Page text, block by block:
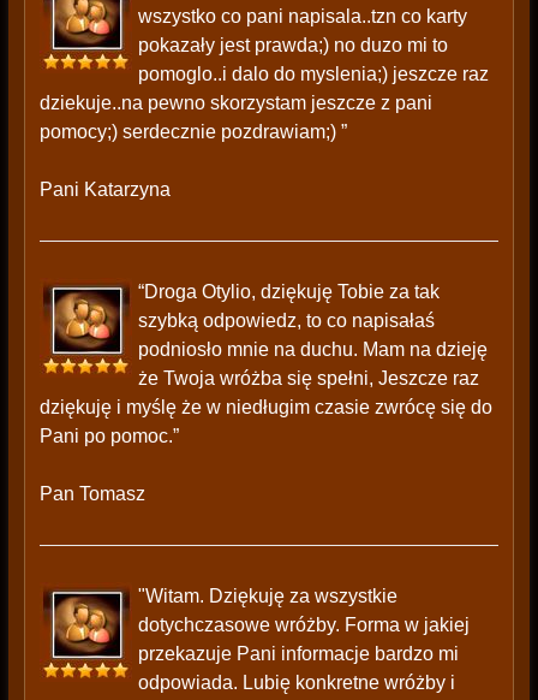
wszystko co pani napisala..tzn co karty
pokazały jest prawda;) no duzo mi to
pomoglo..i dalo do myslenia;) jeszcze raz
dziekuje..na pewno skorzystam jeszcze z pani
pomocy;) serdecznie pozdrawiam;) ”
Pani Katarzyna
“Droga Otylio, dziękuję Tobie za tak
szybką odpowiedz, to co napisałaś
podniosło mnie na duchu. Mam na dzieję
że Twoja wróżba się spełni, Jeszcze raz
dziękuję i myślę że w niedługim czasie zwrócę się do
Pani po pomoc.”
Pan Tomasz
"Witam. Dziękuję za wszystkie
dotychczasowe wróżby. Forma w jakiej
przekazuje Pani informacje bardzo mi
odpowiada. Lubię konkretne wróżby i